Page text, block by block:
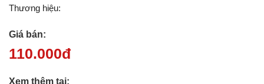
Thương hiệu:
Giá bán:
110.000đ
Xem thêm tại: